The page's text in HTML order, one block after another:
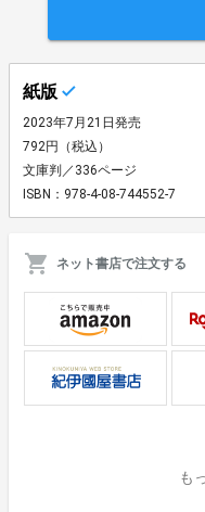
紙版
2023年7月21日発売
792円（税込）
文庫判／336ページ
ISBN：978-4-08-744552-7
ネット書店で注文する